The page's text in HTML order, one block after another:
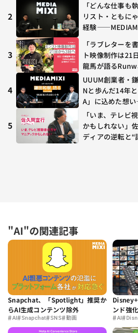
"AI"の関連記事
Snapchat、「Spotlight」推奨か
らAI生成コンテンツ除外
#AI#Snapchat#SNS#動画
ンド強
#AI#
や、兎田ぺこら
集結
2
「どんな仕事も
リスト・ともに
経験
3
「ラブレター
ト映像制作は21
龍馬が語る
くる”
4
UUUM創業者・
Nと歩んだ14年
A」に込めた想
terfm #3
5
「いま、テレビ
かもしれない」
ディアの逆転と